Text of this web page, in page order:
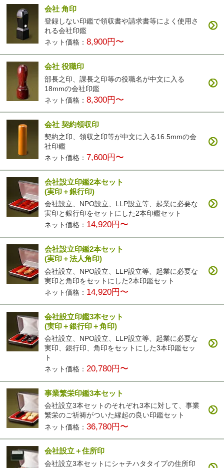
会社 角印
登録しない印鑑で領収書や請求書等によく使用さ
れる会社印鑑
ネット価格：8,900円〜
会社 役職印
部長之印、課長之印等の役職名が中文に入る
18mmの会社印鑑
ネット価格：8,300円〜
会社 契約領収印
契約之印、領収之印等が中文に入る16.5mmの会
社印鑑
ネット価格： 7,600円〜
会社設立印鑑2本セット
(実印＋銀行印)
会社設立、NPO設立、LLP設立等、起業に必要な
実印と銀行印をセットにした2本印鑑セット
ネット価格： 14,920円〜
会社設立印鑑2本セット
(実印＋法人角印)
会社設立、NPO設立、LLP設立等、起業に必要な
実印と角印をセットにした2本印鑑セット
ネット価格： 14,920円〜
会社設立印鑑3本セット
(実印＋銀行印＋角印)
会社設立、NPO設立、LLP設立等、起業に必要な
実印、銀行印、角印をセットにした3本印鑑セッ
ト
ネット価格： 20,780円〜
事業繁栄印鑑3本セット
会社設立3本セットのそれぞれ3本に対して、事業
繁栄のご祈祷がついた縁起の良い印鑑セット
ネット価格：36,780円〜
会社設立＋住所印
会社設立3本セットにシャチハタタイプの住所印